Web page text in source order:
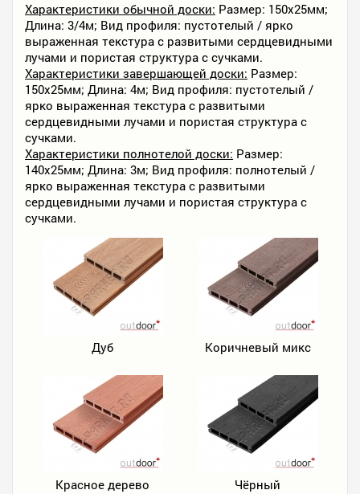
Характеристики обычной доски: Размер: 150х25мм;
Длина: 3/4м; Вид профиля: пустотелый / ярко
выраженная текстура с развитыми сердцевидными
лучами и пористая структура с сучками.
Характеристики завершающей доски: Размер:
150х25мм; Длина: 4м; Вид профиля: пустотелый /
ярко выраженная текстура с развитыми
сердцевидными лучами и пористая структура с
сучками.
Характеристики полнотелой доски: Размер:
140х25мм; Длина: 3м; Вид профиля: полнотелый /
ярко выраженная текстура с развитыми
сердцевидными лучами и пористая структура с
сучками.
Дуб Коричневый микс
Красное дерево Чёрный